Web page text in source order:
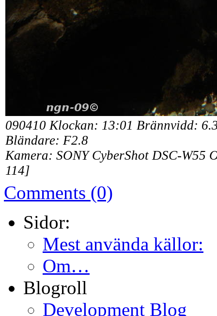
090410 Klockan: 13:01 Brännvidd:
Bländare: F2.8
Kamera: SONY CyberShot DSC-W55
114]
Comments (0)
Sidor:
Mest använda källor:
Om…
Blogroll
Development Blog